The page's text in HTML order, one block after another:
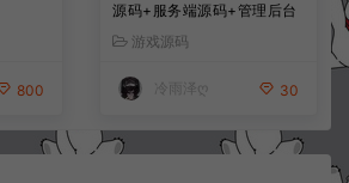
800
源码+服务端源码+管理后台
+导表工具+部署文档
游戏源码
冷雨泽ღ 30